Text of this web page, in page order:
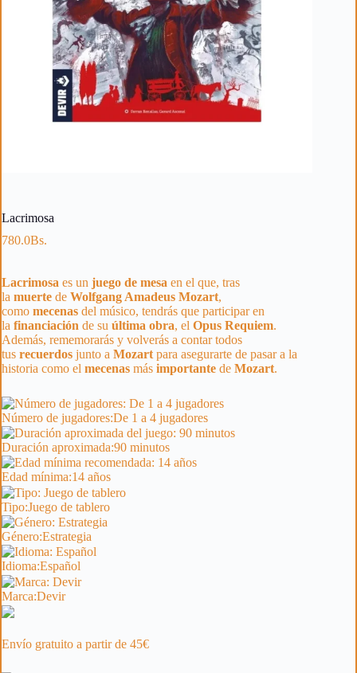
Lacrimosa
780.0Bs.
Lacrimosa es un juego de mesa en el que, tras
la muerte de Wolfgang Amadeus Mozart,
como mecenas del músico, tendrás que participar en
la financiación de su última obra, el Opus Requiem.
Además, rememorarás y volverás a contar todos
tus recuerdos junto a Mozart para asegurarte de pasar a la
historia como el mecenas más importante de Mozart.
Número de jugadores:De 1 a 4 jugadores
Duración aproximada:90 minutos
Edad mínima:14 años
Tipo:Juego de tablero
Género:Estrategia
Idioma:Español
Marca:Devir
Envío gratuito a partir de 45€